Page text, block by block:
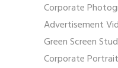
Corporate
Advertisement
Green Screen
Corporate Portrait